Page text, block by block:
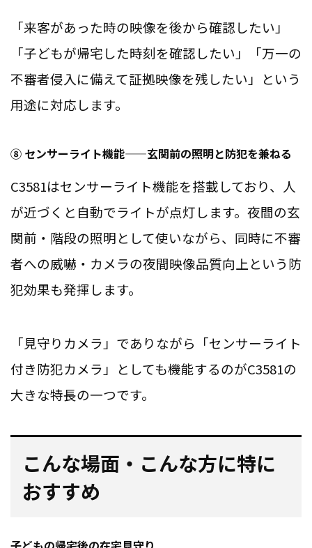
「来客があった時の映像を後から確認したい」
「子どもが帰宅した時刻を確認したい」「万一の
不審者侵入に備えて証拠映像を残したい」という
用途に対応します。
⑧ センサーライト機能——玄関前の照明と防犯を兼ねる
C3581はセンサーライト機能を搭載しており、人
が近づくと自動でライトが点灯します。夜間の玄
関前・階段の照明として使いながら、同時に不審
者への威嚇・カメラの夜間映像品質向上という防
犯効果も発揮します。
「見守りカメラ」でありながら「センサーライト
付き防犯カメラ」としても機能するのがC3581の
大きな特長の一つです。
こんな場面・こんな方に特に
おすすめ